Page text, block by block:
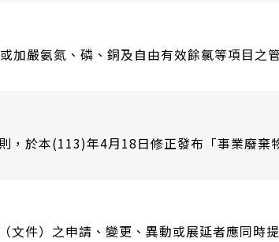
嚴氨氮、磷、銅及自由有效餘氯等項目之
，於本(113)年4月18日修正發布「事業廢棄
件）之申請、變更、異動或展延者應同時提